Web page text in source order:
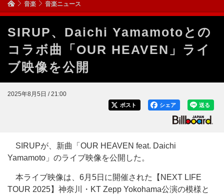
音楽 音楽ニュース
SIRUP、Daichi Yamamotoとの
コラボ曲「OUR HEAVEN」ライ
ブ映像を公開
2025年8月5日 / 21:00
送る
シェア
ポスト
SIRUPが、新曲「OUR HEAVEN feat. Daichi
Yamamoto」のライブ映像を公開した。
本ライブ映像は、6月5日に開催された【NEXT LIFE
TOUR 2025】神奈川・KT Zepp Yokohama公演の模様と